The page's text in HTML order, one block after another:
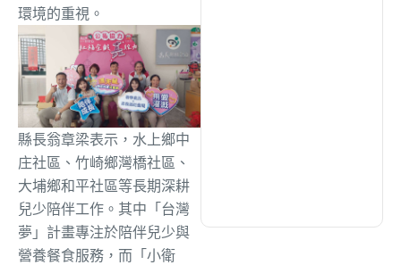
環境的重視。
縣長翁章梁表示，水上鄉中
庄社區、竹崎鄉灣橋社區、
大埔鄉和平社區等長期深耕
兒少陪伴工作。其中「台灣
夢」計畫專注於陪伴兒少與
營養餐食服務，而「小衛